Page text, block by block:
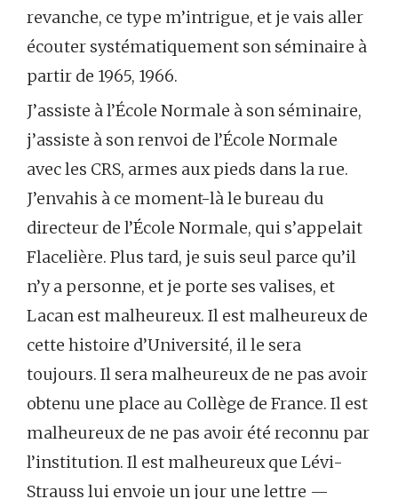
revanche, ce type m’intrigue, et je vais aller
écouter systématiquement son séminaire à
partir de 1965, 1966.
J’assiste à l’École Normale à son séminaire,
j’assiste à son renvoi de l’École Normale
avec les CRS, armes aux pieds dans la rue.
J’envahis à ce moment-là le bureau du
directeur de l’École Normale, qui s’appelait
Flacelière. Plus tard, je suis seul parce qu’il
n’y a personne, et je porte ses valises, et
Lacan est malheureux. Il est malheureux de
cette histoire d’Université, il le sera
toujours. Il sera malheureux de ne pas avoir
obtenu une place au Collège de France. Il est
malheureux de ne pas avoir été reconnu par
l’institution. Il est malheureux que Lévi-
Strauss lui envoie un jour une lettre —